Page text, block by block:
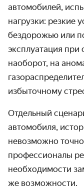
автомобилей,
нагрузки: резкие
бездорожью или
эксплуатация при
наоборот, на
избыточному
Отдельный
автомобиля,
невозможно
профессионалы
необходимости
же возможности.